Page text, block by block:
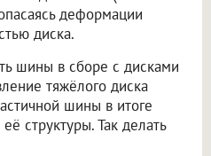
деформации
диска.
шины в сборе с дисками
тяжёлого диска
шины в итоге
структуры. Так делать